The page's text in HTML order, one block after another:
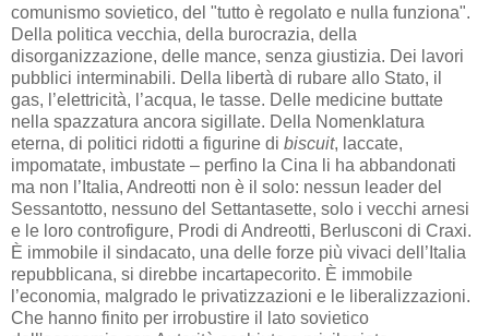
comunismo sovietico, del "tutto è regolato e nulla funziona".
Della politica vecchia, della burocrazia, della
disorganizzazione, delle mance, senza giustizia. Dei lavori
pubblici interminabili. Della libertà di rubare allo Stato, il
gas, l’elettricità, l’acqua, le tasse. Delle medicine buttate
nella spazzatura ancora sigillate. Della Nomenklatura
eterna, di politici ridotti a figurine di biscuit, laccate,
impomatate, imbustate – perfino la Cina li ha abbandonati
ma non l’Italia, Andreotti non è il solo: nessun leader del
Sessantotto, nessuno del Settantasette, solo i vecchi arnesi
e le loro controfigure, Prodi di Andreotti, Berlusconi di Craxi.
È immobile il sindacato, una delle forze più vivaci dell’Italia
repubblicana, si direbbe incartapecorito. È immobile
l’economia, malgrado le privatizzazioni e le liberalizzazioni.
Che hanno finito per irrobustire il lato sovietico